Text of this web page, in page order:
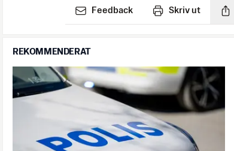
Feedback Skriv ut
REKOMMENDERAT